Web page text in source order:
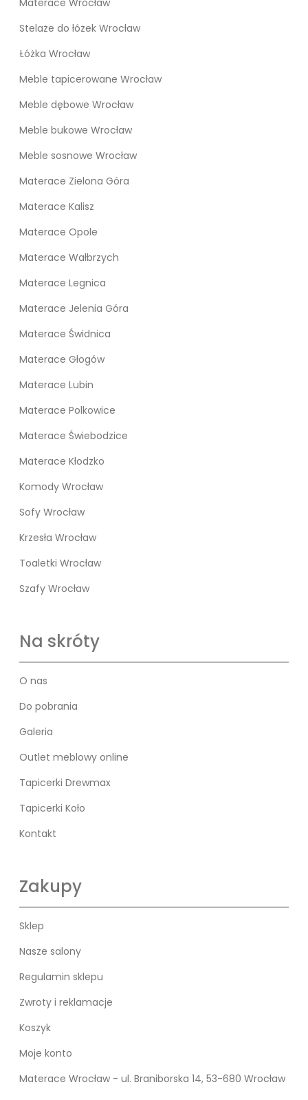
Materace Wrocław
Stelaże do łóżek Wrocław
Łóżka Wrocław
Meble tapicerowane Wrocław
Meble dębowe Wrocław
Meble bukowe Wrocław
Meble sosnowe Wrocław
Materace Zielona Góra
Materace Kalisz
Materace Opole
Materace Wałbrzych
Materace Legnica
Materace Jelenia Góra
Materace Świdnica
Materace Głogów
Materace Lubin
Materace Polkowice
Materace Świebodzice
Materace Kłodzko
Komody Wrocław
Sofy Wrocław
Krzesła Wrocław
Toaletki Wrocław
Szafy Wrocław
Na skróty
O nas
Do pobrania
Galeria
Outlet meblowy online
Tapicerki Drewmax
Tapicerki Koło
Kontakt
Zakupy
Sklep
Nasze salony
Regulamin sklepu
Zwroty i reklamacje
Koszyk
Moje konto
Materace Wrocław - ul. Braniborska 14, 53-680 Wrocław